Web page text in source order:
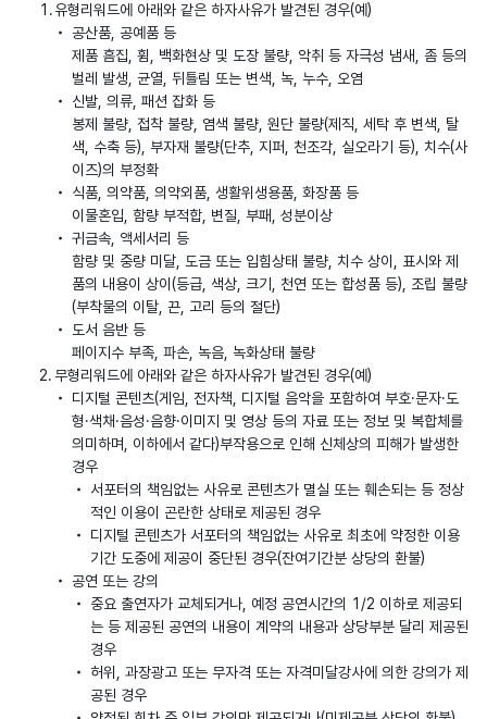
유형리워드에 아래와 같은 하자사유가 발견된 경우(예)
공산품, 공예품 등
제품 흠집, 휨, 백화현상 및 도장 불량, 악취 등 자극성 냄새, 좀 등의
벌레 발생, 균열, 뒤틀림 또는 변색, 녹, 누수, 오염
신발, 의류, 패션 잡화 등
봉제 불량, 접착 불량, 염색 불량, 원단 불량(제직, 세탁 후 변색, 탈
색, 수축 등), 부자재 불량(단추, 지퍼, 천조각, 실오라기 등), 치수(사
이즈)의 부정확
식품, 의약품, 의약외품, 생활위생용품, 화장품 등
이물혼입, 함량 부적합, 변질, 부패, 성분이상
귀금속, 액세서리 등
함량 및 중량 미달, 도금 또는 입힘상태 불량, 치수 상이, 표시와 제
품의 내용이 상이(등급, 색상, 크기, 천연 또는 합성품 등), 조립 불량
(부착물의 이탈, 끈, 고리 등의 절단)
도서 음반 등
페이지수 부족, 파손, 녹음, 녹화상태 불량
무형리워드에 아래와 같은 하자사유가 발견된 경우(예)
디지털 콘텐츠(게임, 전자책, 디지털 음악을 포함하여 부호·문자·도
형·색채·음성·음향·이미지 및 영상 등의 자료 또는 정보 및 복합체를
의미하며, 이하에서 같다)부작용으로 인해 신체상의 피해가 발생한
경우
서포터의 책임없는 사유로 콘텐츠가 멸실 또는 훼손되는 등 정상
적인 이용이 곤란한 상태로 제공된 경우
디지털 콘텐츠가 서포터의 책임없는 사유로 최초에 약정한 이용
기간 도중에 제공이 중단된 경우(잔여기간분 상당의 환불)
공연 또는 강의
중요 출연자가 교체되거나, 예정 공연시간의 1/2 이하로 제공되
는 등 제공된 공연의 내용이 계약의 내용과 상당부분 달리 제공된
경우
허위, 과장광고 또는 무자격 또는 자격미달강사에 의한 강의가 제
공된 경우